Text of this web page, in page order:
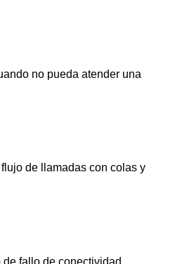
no pueda atender una
de llamadas con colas y
fallo de conectividad.